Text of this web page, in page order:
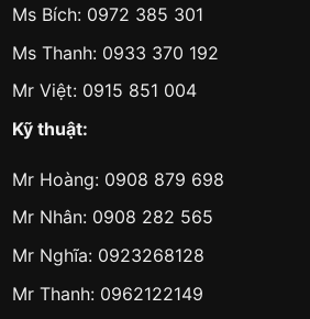
Ms Bích: 0972 385 301
Ms Thanh: 0933 370 192
Mr Việt: 0915 851 004
Kỹ thuật:
Mr Hoàng: 0908 879 698
Mr Nhân: 0908 282 565
Mr Nghĩa: 0923268128
Mr Thanh: 0962122149